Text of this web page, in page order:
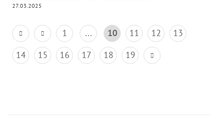
27.03.2025
1 ... 10 11 12
13
14
15 16 17 18 19